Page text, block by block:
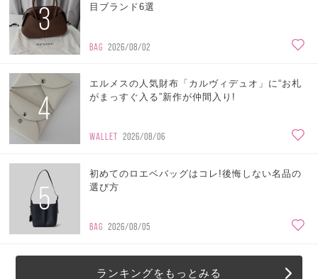
3
目ブランド6選
BAG 2026/08/02
4
エルメスの人気財布「カルヴィデュオ」に“お札
がまっすぐ入る”新作が仲間入り!
WALLET 2026/08/06
5
初めてのロエベバッグはコレ!後悔しない名品の
選び方
BAG 2026/08/05
ランキングをもっとみる